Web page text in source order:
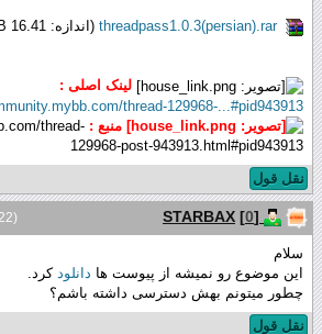
threadpass1.0.3(persian).rar (اندازه: 16.41 KB)
لینک اصلی :
thread-129968-...#pid943913
منبع : thread-
129968-post-943913.html#pid943913
نقل قول
(22 - June - 2025 59 : 12 PM) [0]
سلام
این موضوع رو نمیشه از پیوست ها دانلود کرد.
چطور میتونم بهش دسترسی داشته باشم؟
نقل قول